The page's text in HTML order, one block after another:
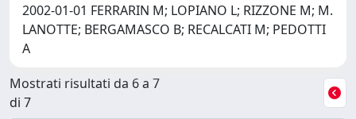
2002-01-01 FERRARIN M; LOPIANO L; RIZZONE M; M.
LANOTTE; BERGAMASCO B; RECALCATI M; PEDOTTI
A
Mostrati risultati da 6 a 7
di 7